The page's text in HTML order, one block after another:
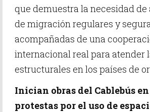
que demuestra la necesidad
de migración regulares y
acompañadas de una
internacional real para atender
estructurales en los países de
Inician obras del Cablebús
protestas por el uso de